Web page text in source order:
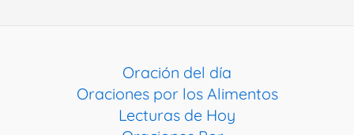
Oración del día
Oraciones por los Alimentos
Lecturas de Hoy